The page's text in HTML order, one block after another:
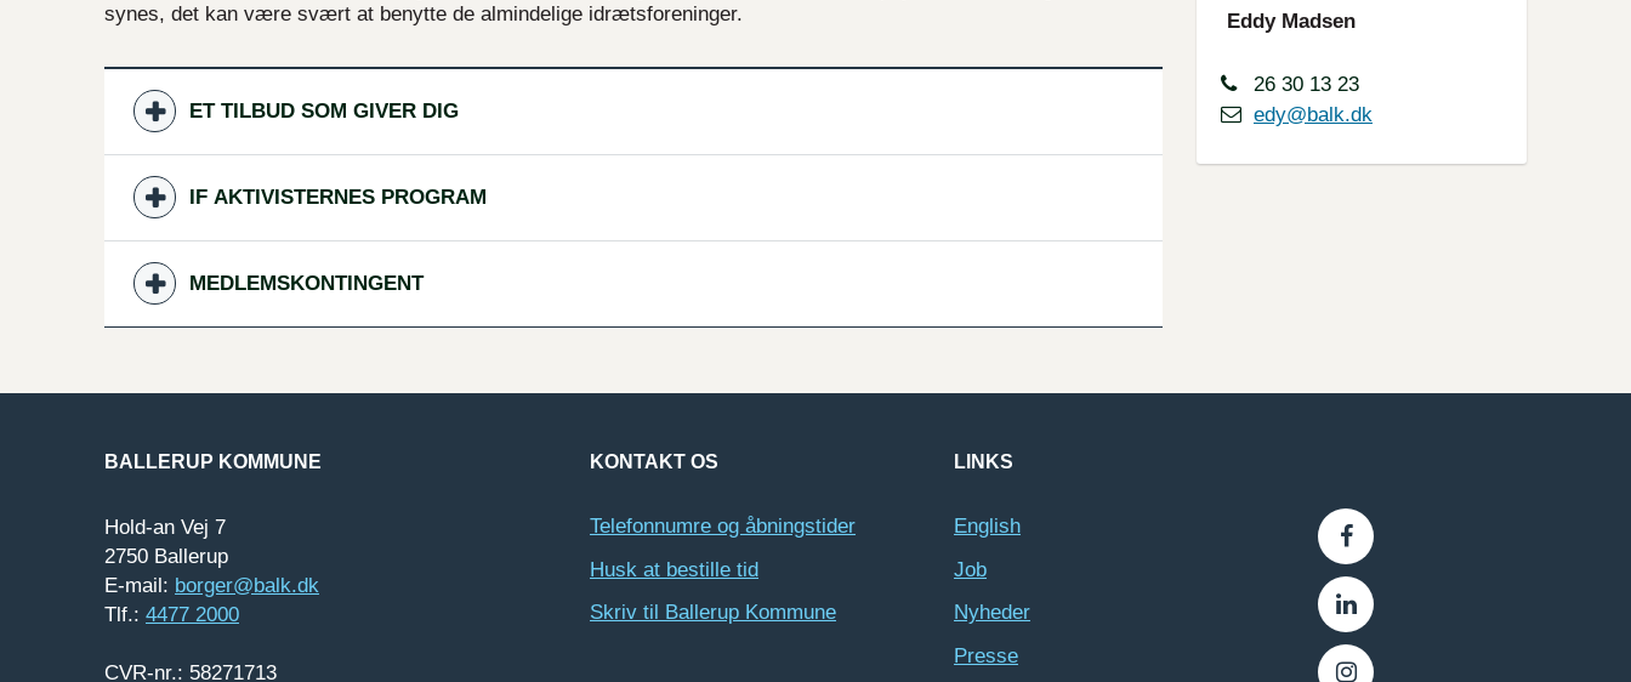
synes, det kan være svært at benytte de almindelige idrætsforeninger.
ET TILBUD SOM GIVER DIG
IF AKTIVISTERNES PROGRAM
MEDLEMSKONTINGENT
Eddy Madsen
26 30 13 23
edy@balk.dk
BALLERUP KOMMUNE
Hold-an Vej 7
2750 Ballerup
E-mail: borger@balk.dk
Tlf.: 4477 2000
CVR-nr.: 58271713
KONTAKT OS
Telefonnumre og åbningstider
Husk at bestille tid
Skriv til Ballerup Kommune
LINKS
English
Job
Nyheder
Presse